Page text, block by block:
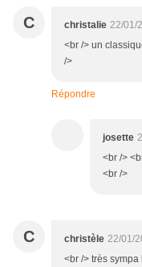
C christalie 22/01/
<br /> un
/>
Répondre
josette
<br />
<br />
C christèle 22/01/
<br /> très